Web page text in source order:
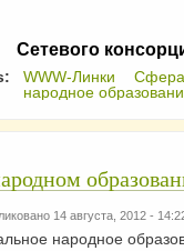
Сетевого
WWW-Линки
народное
14 августа, 2012 -
народное